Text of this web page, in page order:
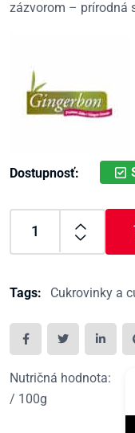
zázvorom – prírodná
Dostupnosť:
Tags: Cukrovinky a
Nutričná hodnota:
/ 100g